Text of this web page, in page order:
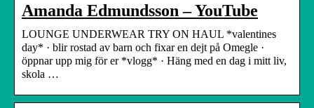
Amanda Edmundsson – YouTube
LOUNGE UNDERWEAR TRY ON HAUL *valentines
day* · blir rostad av barn och fixar en dejt på Omegle ·
öppnar upp mig för er *vlogg* · Häng med en dag i mitt liv,
skola …